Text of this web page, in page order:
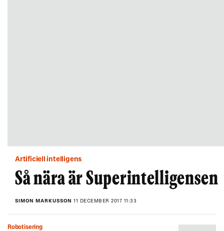
Artificiell intelligens
Så nära är Superintelligensen
SIMON MARKUSSON 11 DECEMBER 2017 11:33
Robotisering